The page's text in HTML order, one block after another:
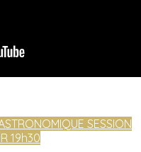
SESSION
19h30